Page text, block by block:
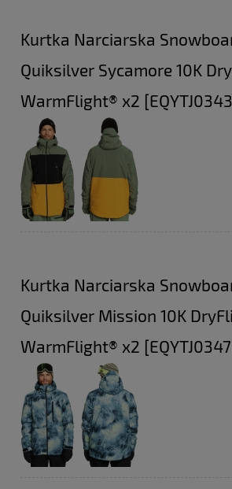
Kurtka Narciarska
Quiksilver Sycamore 10K
WarmFlight® x2
Kurtka Narciarska
Quiksilver Mission 10K
WarmFlight® x2